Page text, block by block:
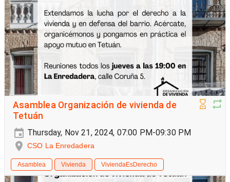
Asamblea Organización de vivienda de
Tetuán
Thursday, Nov 21, 2024, 07:00 PM-09:30 PM
CSO La Enredadera
Asamblea Vivienda ViviendaEsDerecho